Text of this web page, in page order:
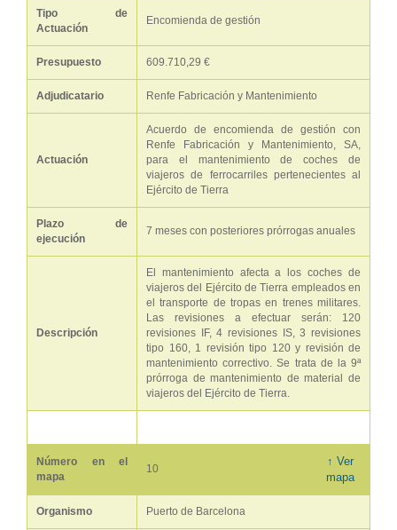
Tipo de
Actuación
Encomienda de gestión
Presupuesto 609.710,29 €
Adjudicatario Renfe Fabricación y Mantenimiento
Actuación
Acuerdo de encomienda de gestión con
Renfe Fabricación y Mantenimiento, SA,
para el mantenimiento de coches de
viajeros de ferrocarriles pertenecientes al
Ejército de Tierra
Plazo de
ejecución
7 meses con posteriores prórrogas anuales
Descripción
El mantenimiento afecta a los coches de
viajeros del Ejército de Tierra empleados en
el transporte de tropas en trenes militares.
Las revisiones a efectuar serán: 120
revisiones IF, 4 revisiones IS, 3 revisiones
tipo 160, 1 revisión tipo 120 y revisión de
mantenimiento correctivo. Se trata de la 9ª
prórroga de mantenimiento de material de
viajeros del Ejército de Tierra.
Número en el
mapa
10
↑ Ver
mapa
Organismo Puerto de Barcelona